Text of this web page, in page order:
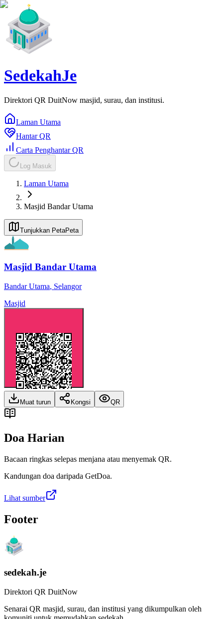
SedekahJe
Direktori QR DuitNow masjid, surau, dan institusi.
Laman Utama
Hantar QR
Carta Penghantar QR
Log Masuk
Laman Utama
Masjid Bandar Utama
Tunjukkan PetaPeta
Masjid Bandar Utama
Bandar Utama, Selangor
Masjid
Muat turun Kongsi QR
Doa Harian
Bacaan ringkas selepas menjana atau menyemak QR.
Kandungan doa daripada GetDoa.
Lihat sumber
Footer
sedekah.je
Direktori QR DuitNow
Senarai QR masjid, surau, dan institusi yang dikumpulkan oleh